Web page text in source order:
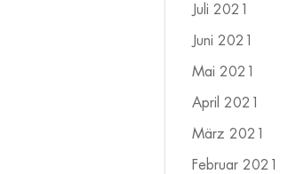
Juli 2021
Juni 2021
Mai 2021
April 2021
März 2021
Februar 2021